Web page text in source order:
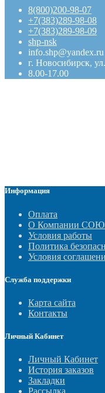
8(800)200-98-07
+7(383)289-98-08
+7(383)289-98-09
shp-nsk
info.shp@yandex.ru
г. Новосибирск,
8.00-17.00
Информация
Оплата
О Компании
Условия работы
Политика
Условия
Служба поддержки
Карта сайта
Контакты
Личный Кабинет
Личный Кабинет
История заказов
Закладки